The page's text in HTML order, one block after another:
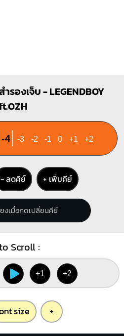
รองเจ็บ - LEGENDBOY
-4 -3 -2 -1 0 +1 +2
− ลดคีย์ + เพิ่มคีย์
งเมื่อกดเปลี่ยนคีย์
Scroll :
+1 +2
size +